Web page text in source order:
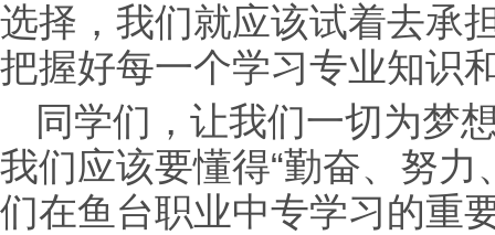
选择，我们就应该试着去承
把握好每一个学习专业知识
同学们，让我们一切为梦
我们应该要懂得“勤奋、努
们在鱼台职业中专学习的重